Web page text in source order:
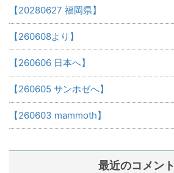
【20280627 福岡県】
【260608より】
【260606 日本へ】
【260605 サンホゼへ】
【260603 mammoth】
最近のコメント